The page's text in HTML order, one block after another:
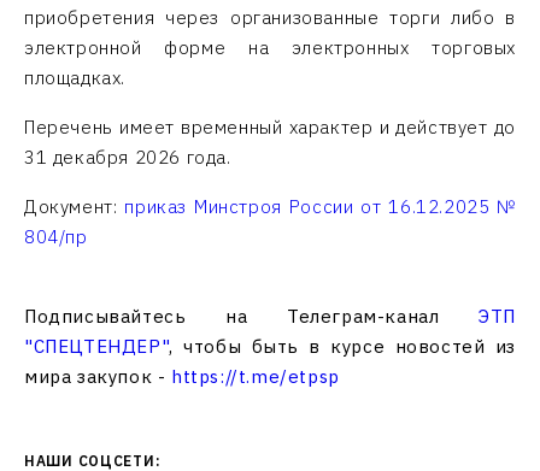
приобретения через организованные торги либо в
электронной форме на электронных торговых
площадках.
Перечень имеет временный характер и действует до
31 декабря 2026 года.
Документ: приказ Минстроя России от 16.12.2025 №
804/пр
Подписывайтесь на Телеграм-каналЭТП
"СПЕЦТЕНДЕР", чтобы быть в курсе новостей из
мира закупок - https://t.me/etpsp
НАШИ СОЦСЕТИ: